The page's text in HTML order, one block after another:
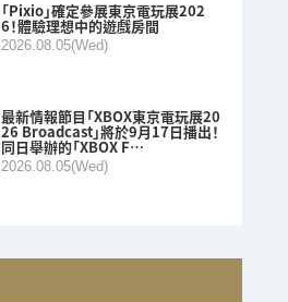
「Pixio」確定參展東京電玩展202
6！體驗理想中的遊戲房間
2026.08.05(Wed)
最新情報節目「XBOX東京電玩展20
26 Broadcast」將於9月17日播出！
同日舉辦的「XBOX F…
2026.08.05(Wed)